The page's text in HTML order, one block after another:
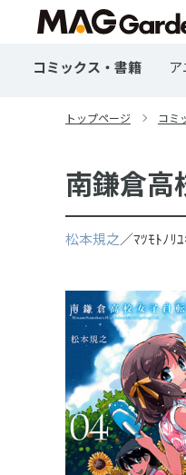
コミックス・書籍
トップページ コミ
南鎌倉高
松本規之／ﾏﾂﾓﾄﾉ